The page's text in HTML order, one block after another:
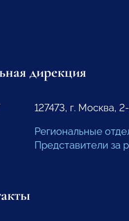
дирекция
127473, г. Москва,
Региональные
Представители за